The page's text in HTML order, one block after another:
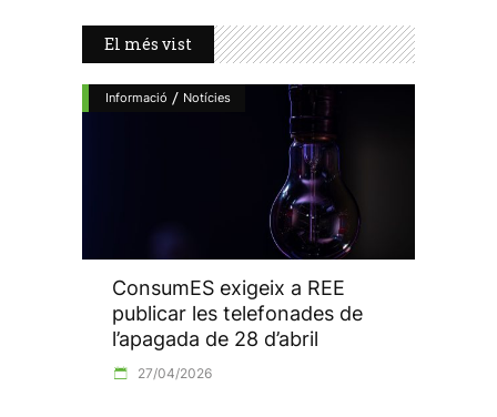
El més vist
Informació / Notícies
ConsumES exigeix a REE
publicar les telefonades de
l’apagada de 28 d’abril
27/04/2026